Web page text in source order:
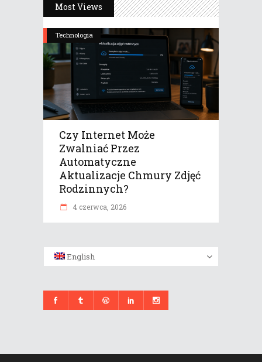
Most Views
Technologia
Czy Internet Może
Zwalniać Przez
Automatyczne
Aktualizacje Chmury Zdjęć
Rodzinnych?
4 czerwca, 2026
English